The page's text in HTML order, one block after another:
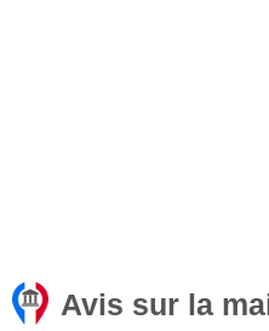
Avis sur la